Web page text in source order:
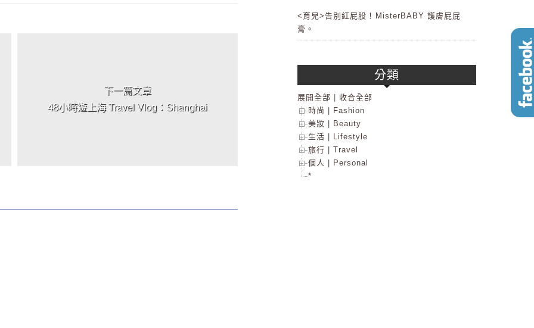
下一篇文章
48小時遊上海 Travel Vlog：Shanghai
<育兒>告別紅屁股！MisterBABY 護膚屁屁
膏。
分類
展開全部
收合全部
時尚 | Fashion
美妝 | Beauty
生活 | Lifestyle
旅行 | Travel
個人 | Personal
*